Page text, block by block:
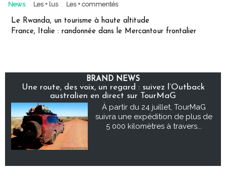
News Les + lus Les + commentés
Le Rwanda, un tourisme à haute altitude
France, Italie : randonnée dans le Mercantour frontalier
BRAND NEWS
Une route, des voix, un regard : suivez l’Outback
australien en direct sur TourMaG
À partir du 24 juillet, TourMaG
suivra une expédition de plus de
5 000 kilomètres à travers...